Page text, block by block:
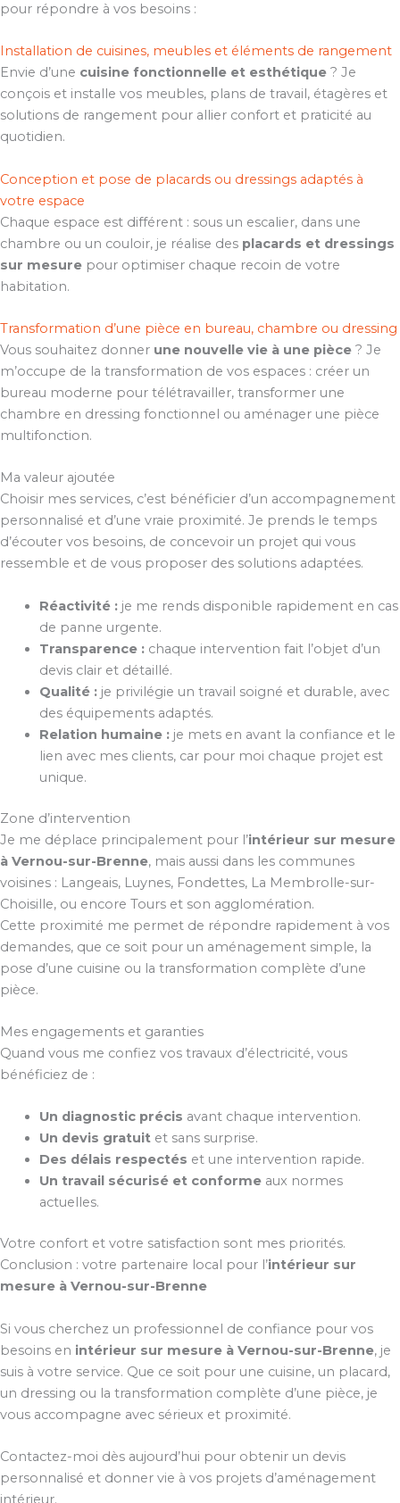
pour répondre à vos besoins :
Installation de cuisines, meubles et éléments de rangement
Envie d’une cuisine fonctionnelle et esthétique ? Je
conçois et installe vos meubles, plans de travail, étagères et
solutions de rangement pour allier confort et praticité au
quotidien.
Conception et pose de placards ou dressings adaptés à
votre espace
Chaque espace est différent : sous un escalier, dans une
chambre ou un couloir, je réalise des placards et dressings
sur mesure pour optimiser chaque recoin de votre
habitation.
Transformation d’une pièce en bureau, chambre ou dressing
Vous souhaitez donner une nouvelle vie à une pièce ? Je
m’occupe de la transformation de vos espaces : créer un
bureau moderne pour télétravailler, transformer une
chambre en dressing fonctionnel ou aménager une pièce
multifonction.
Ma valeur ajoutée
Choisir mes services, c’est bénéficier d’un accompagnement
personnalisé et d’une vraie proximité. Je prends le temps
d’écouter vos besoins, de concevoir un projet qui vous
ressemble et de vous proposer des solutions adaptées.
Réactivité :je me rends disponible rapidement en cas
de panne urgente.
Transparence :chaque intervention fait l’objet d’un
devis clair et détaillé.
Qualité :je privilégie un travail soigné et durable, avec
des équipements adaptés.
Relation humaine :je mets en avant la confiance et le
lien avec mes clients, car pour moi chaque projet est
unique.
Zone d’intervention
Je me déplace principalement pour l’intérieur sur mesure
à Vernou-sur-Brenne, mais aussi dans les communes
voisines : Langeais, Luynes, Fondettes, La Membrolle-sur-
Choisille, ou encore Tours et son agglomération.
Cette proximité me permet de répondre rapidement à vos
demandes, que ce soit pour un aménagement simple, la
pose d’une cuisine ou la transformation complète d’une
pièce.
Mes engagements et garanties
Quand vous me confiez vos travaux d’électricité, vous
bénéficiez de :
Un diagnostic précis avant chaque intervention.
Un devis gratuitet sans surprise.
Des délais respectés et une intervention rapide.
Un travail sécurisé et conformeaux normes
actuelles.
Votre confort et votre satisfaction sont mes priorités.
Conclusion : votre partenaire local pour l’intérieur sur
mesure à Vernou-sur-Brenne
Si vous cherchez un professionnel de confiance pour vos
besoins en intérieur sur mesure à Vernou-sur-Brenne, je
suis à votre service. Que ce soit pour une cuisine, un placard,
un dressing ou la transformation complète d’une pièce, je
vous accompagne avec sérieux et proximité.
Contactez-moi dès aujourd’hui pour obtenir un devis
personnalisé et donner vie à vos projets d’aménagement
intérieur.